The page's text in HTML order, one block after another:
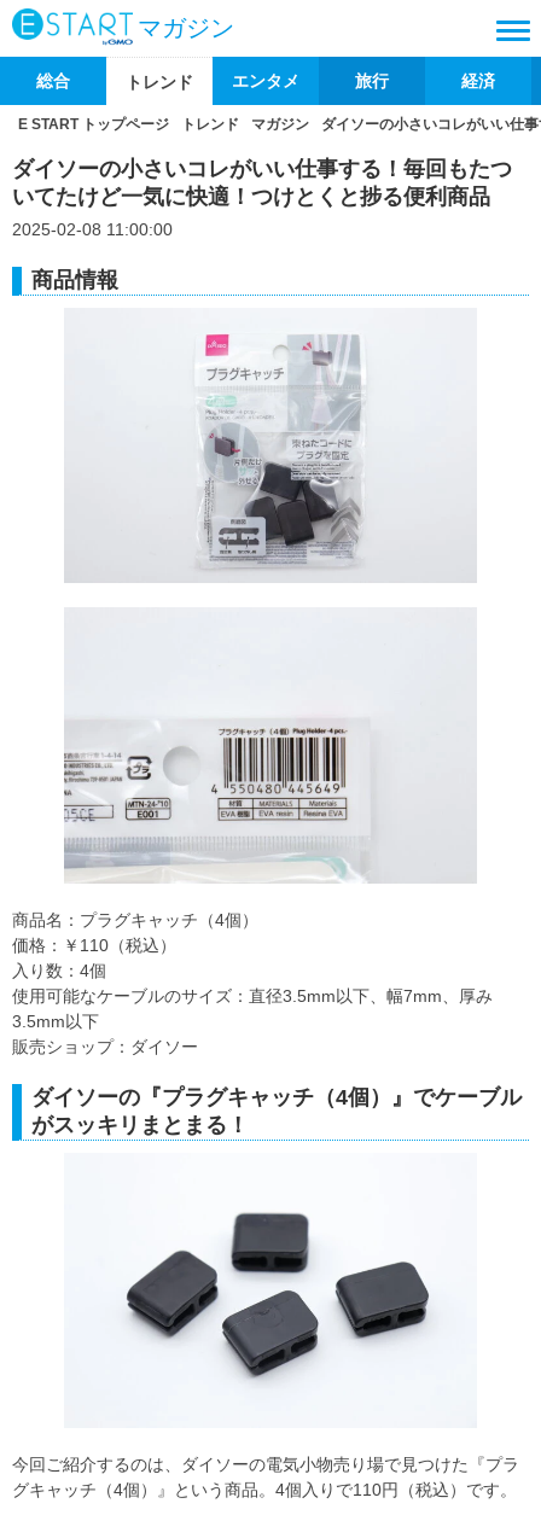
マガジン
総合 トレンド エンタメ 旅行 経済
E START トップページ トレンド マガジン ダイソーの小さいコレがいい仕
ダイソーの小さいコレがいい仕事する！毎回もたつ
いてたけど一気に快適！つけとくと捗る便利商品
2025-02-08 11:00:00
商品情報
商品名：プラグキャッチ（4個）
価格：￥110（税込）
入り数：4個
使用可能なケーブルのサイズ：直径3.5mm以下、幅7mm、厚み
3.5mm以下
販売ショップ：ダイソー
ダイソーの『プラグキャッチ（4個）』でケーブル
がスッキリまとまる！
今回ご紹介するのは、ダイソーの電気小物売り場で見つけた『プラ
グキャッチ（4個）』という商品。4個入りで110円（税込）です。